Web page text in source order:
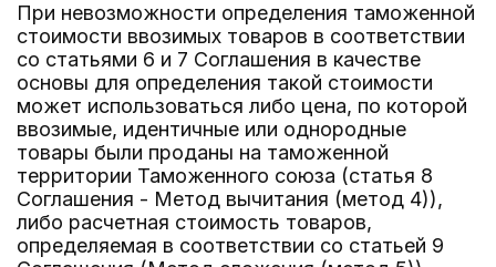
При невозможности определения таможенной
стоимости ввозимых товаров в соответствии
со статьями 6 и 7 Соглашения в качестве
основы для определения такой стоимости
может использоваться либо цена, по которой
ввозимые, идентичные или однородные
товары были проданы на таможенной
территории Таможенного союза (статья 8
Соглашения - Метод вычитания (метод 4)),
либо расчетная стоимость товаров,
определяемая в соответствии со статьей 9